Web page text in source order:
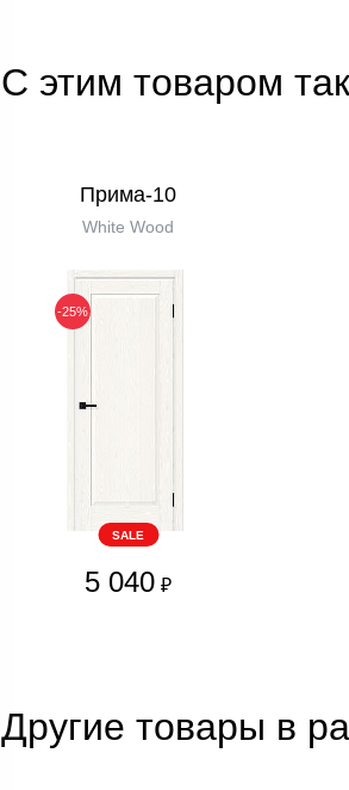
С этим товаром
Прима-10
White Wood
-25%
SALE
5 040 ₽
Другие товары в